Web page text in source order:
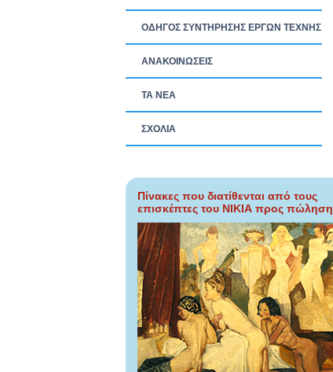
ΟΔΗΓΟΣ ΣΥΝΤΗΡΗΣΗΣ ΕΡΓΩΝ ΤΕΧΝΗΣ
ΑΝΑΚΟΙΝΩΣΕΙΣ
ΤΑ ΝEΑ
ΣΧΟΛΙΑ
Πίνακες που διατίθενται από τους
επισκέπτες του ΝΙΚΙΑ προς πώληση